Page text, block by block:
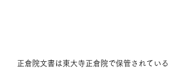
正倉院文書は東大寺正倉院で保管されている